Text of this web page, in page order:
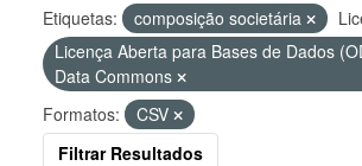
Etiquetas: composição societária
Licença Aberta para Bases de Dados
Data Commons
Formatos:
CSV
Filtrar Resultados